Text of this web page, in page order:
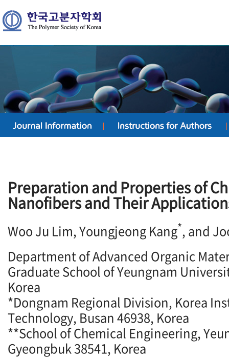
Preparation and Properties of
Nanofibers and Their
Woo Ju Lim, Youngjeong Kang*, and
Department of Advanced Organic
Graduate School of Yeungnam
Korea
*Dongnam Regional Division, Korea
Technology, Busan 46938, Korea
**School of Chemical Engineering,
Gyeongbuk 38541, Korea